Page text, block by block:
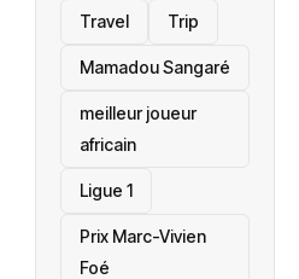
Travel Trip
Mamadou Sangaré
meilleur joueur
africain
Ligue 1
Prix Marc-Vivien
Foé